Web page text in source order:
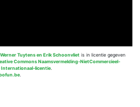
Werner Tuytens en Erik Schoonvliet is in licentie gegeven
Commons Naamsvermelding-NietCommercieel-
Internationaal-licentie